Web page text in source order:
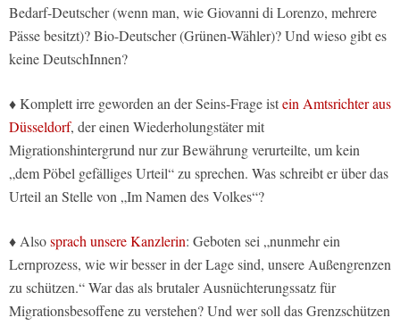
Bedarf-Deutscher (wenn man, wie Giovanni di Lorenzo, mehrere
Pässe besitzt)? Bio-Deutscher (Grünen-Wähler)? Und wieso gibt es
keine DeutschInnen?
♦ Komplett irre geworden an der Seins-Frage istein Amtsrichter aus
Düsseldorf, der einen Wiederholungstäter mit
Migrationshintergrund nur zur Bewährung verurteilte, um kein
„dem Pöbel gefälliges Urteil“ zu sprechen. Was schreibt er über das
Urteil an Stelle von „Im Namen des Volkes“?
♦ Alsosprach unsere Kanzlerin: Geboten sei „nunmehr ein
Lernprozess, wie wir besser in der Lage sind, unsere Außengrenzen
zu schützen.“ War das als brutaler Ausnüchterungssatz für
Migrationsbesoffene zu verstehen? Und wer soll das Grenzschützen